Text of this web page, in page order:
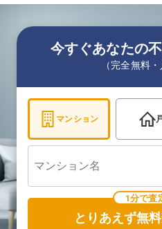
今すぐあなたの
（完全無料
マンション
1分で査
とりあえず無